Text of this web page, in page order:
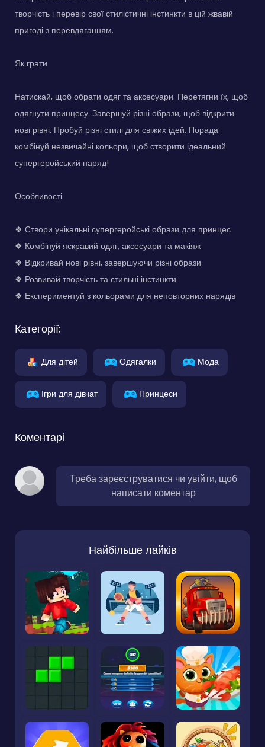
творчість і перевір свої стилістичні інстинкти в цій жвавій
пригоді з перевдяганням.
Як грати
Натискай, щоб обрати одяг та аксесуари. Перетягни їх, щоб
одягнути принцесу. Завершуй різні образи, щоб відкрити
нові рівні. Пробуй різні стилі для свіжих ідей. Порада:
комбінуй незвичайні кольори, щоб створити ідеальний
супергеройський наряд!
Особливості
❖ Створи унікальні супергеройські образи для принцес
❖ Комбінуй яскравий одяг, аксесуари та макіяж
❖ Відкривай нові рівні, завершуючи різні образи
❖ Розвивай творчість та стильні інстинкти
❖ Експериментуй з кольорами для неповторних нарядів
Категорії:
Для дітей Одягалки Мода
Ігри для дівчат Принцеси
Коментарі
Треба зареєструватися чи увійти, щоб
написати коментар
Найбільше лайків